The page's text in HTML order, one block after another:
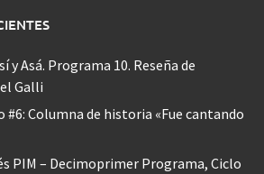
y Asá. Programa 10. Reseña de
Galli
#6: Columna de historia «Fue cantando
PIM – Decimoprimer Programa, Ciclo